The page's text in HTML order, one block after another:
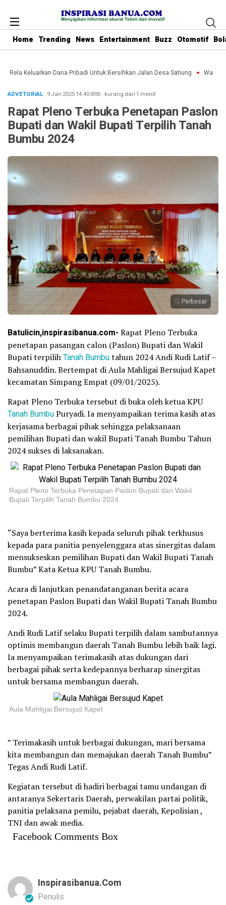
Home Trending News Entertainment Buzz Otomotif
Rela Keluarkan Dana Pribadi Untuk Bersihkan Jalan Desa Satiung Waket
ADVETORIAL· 9 Jan 202514:40WIB · kurang dari 1 menit
Rapat Pleno Terbuka Penetapan Paslon
Bupati dan Wakil Bupati Terpilih Tanah
Bumbu 2024
Perbesar
Batulicin,inspirasibanua.com- Rapat Pleno Terbuka
penetapan pasangan calon (Paslon) Bupati dan Wakil
Bupati terpilihTanah Bumbutahun 2024 Andi Rudi Latif –
Bahsanuddin. Bertempat di Aula Mahligai Bersujud Kapet
kecamatan Simpang Empat (09/01/2025).
Rapat Pleno Terbuka tersebut di buka oleh ketua KPU
Tanah BumbuPuryadi. Ia menyampaikan terima kasih atas
kerjasama berbagai pihak sehingga pelaksanaan
pemilihan Bupati dan wakil Bupati Tanah Bumbu Tahun
2024 sukses di laksanakan.
Rapat Pleno Terbuka Penetapan Paslon Bupati dan Wakil
Bupati Terpilih Tanah Bumbu 2024
“Saya berterima kasih kepada seluruh pihak terkhusus
kepada para panitia penyelenggara atas sinergitas dalam
mensukseskan pemilihan Bupati dan Wakil Bupati Tanah
Bumbu” Kata Ketua KPU Tanah Bumbu.
Acara di lanjutkan penandatanganan berita acara
penetapan Paslon Bupati dan Wakil Bupati Tanah Bumbu
2024.
Andi Rudi Latif selaku Bupati terpilih dalam sambutannya
optimis membangun daerah Tanah Bumbu lebih baik lagi.
Ia menyampaikan terimakasih atas dukungan dari
berbagai pihak serta kedepannya berharap sinergitas
untuk bersama membangun daerah.
Aula Mahligai Bersujud Kapet
” Terimakasih untuk berbagai dukungan, mari bersama
kita membangun dan memajukan daerah Tanah Bumbu”
Tegas Andi Rudi Latif.
Kegiatan tersebut di hadiri berbagai tamu undangan di
antaranya Sekertaris Daerah, perwakilan partai politik,
panitia pelaksana pemilu, pejabat daerah, Kepolisian ,
TNI dan awak media.
Facebook Comments Box
Inspirasibanua.com
Penulis